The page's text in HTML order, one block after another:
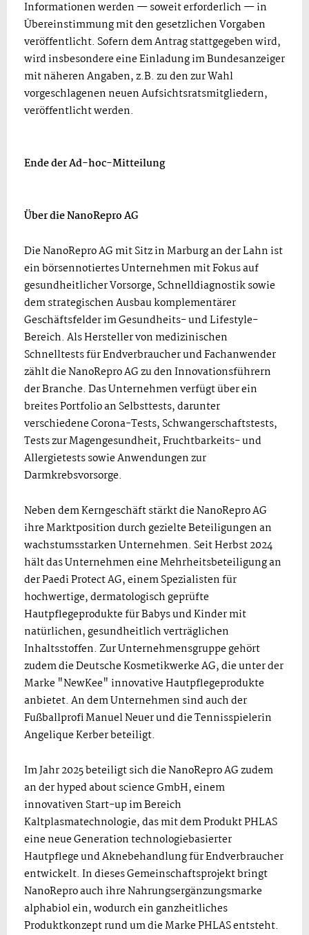
Informationen werden — soweit erforderlich — in
Übereinstimmung mit den gesetzlichen Vorgaben
veröffentlicht. Sofern dem Antrag stattgegeben wird,
wird insbesondere eine Einladung im Bundesanzeiger
mit näheren Angaben, z.B. zu den zur Wahl
vorgeschlagenen neuen Aufsichtsratsmitgliedern,
veröffentlicht werden.
Ende der Ad-hoc-Mitteilung
Über die NanoRepro AG
Die NanoRepro AG mit Sitz in Marburg an der Lahn ist
ein börsennotiertes Unternehmen mit Fokus auf
gesundheitlicher Vorsorge, Schnelldiagnostik sowie
dem strategischen Ausbau komplementärer
Geschäftsfelder im Gesundheits- und Lifestyle-
Bereich. Als Hersteller von medizinischen
Schnelltests für Endverbraucher und Fachanwender
zählt die NanoRepro AG zu den Innovationsführern
der Branche. Das Unternehmen verfügt über ein
breites Portfolio an Selbsttests, darunter
verschiedene Corona-Tests, Schwangerschaftstests,
Tests zur Magengesundheit, Fruchtbarkeits- und
Allergietests sowie Anwendungen zur
Darmkrebsvorsorge.
Neben dem Kerngeschäft stärkt die NanoRepro AG
ihre Marktposition durch gezielte Beteiligungen an
wachstumsstarken Unternehmen. Seit Herbst 2024
hält das Unternehmen eine Mehrheitsbeteiligung an
der Paedi Protect AG, einem Spezialisten für
hochwertige, dermatologisch geprüfte
Hautpflegeprodukte für Babys und Kinder mit
natürlichen, gesundheitlich verträglichen
Inhaltsstoffen. Zur Unternehmensgruppe gehört
zudem die Deutsche Kosmetikwerke AG, die unter der
Marke "NewKee" innovative Hautpflegeprodukte
anbietet. An dem Unternehmen sind auch der
Fußballprofi Manuel Neuer und die Tennisspielerin
Angelique Kerber beteiligt.
Im Jahr 2025 beteiligt sich die NanoRepro AG zudem
an der hyped about science GmbH, einem
innovativen Start-up im Bereich
Kaltplasmatechnologie, das mit dem Produkt PHLAS
eine neue Generation technologiebasierter
Hautpflege und Aknebehandlung für Endverbraucher
entwickelt. In dieses Gemeinschaftsprojekt bringt
NanoRepro auch ihre Nahrungsergänzungsmarke
alphabiol ein, wodurch ein ganzheitliches
Produktkonzept rund um die Marke PHLAS entsteht.